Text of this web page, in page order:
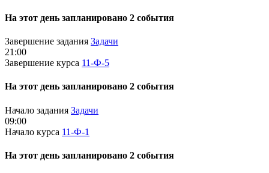
На этот день запланировано 2 события
Завершение задания Задачи
21:00
Завершение курса 11-Ф-5
На этот день запланировано 2 события
Начало задания Задачи
09:00
Начало курса 11-Ф-1
На этот день запланировано 2 события